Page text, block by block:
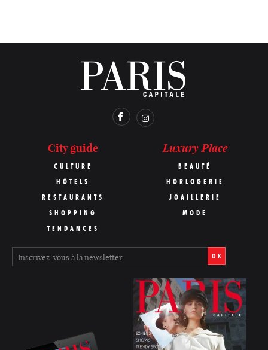
City guide
CULTURE
HÔTELS
RESTAURANTS
SHOPPING
TENDANCES
Luxury Place
BEAUTÉ
HORLOGERIE
JOAILLERIE
MODE
OK